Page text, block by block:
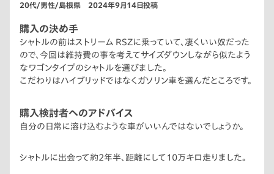
20代/男性/島根県 2024年9月14日投稿
購入の決め手
シャトルの前はストリーム RSZに乗っていて、凄くいい奴だった
ので、今回は維持費の事を考えてサイズダウンしながら似たよう
なワゴンタイプのシャトルを選びました。
こだわりはハイブリッドではなくガソリン車を選んだところです。
購入検討者へのアドバイス
自分の日常に溶け込むような車がいいんではないでしょうか。
シャトルに出会って約2年半、距離にして10万キロ走りました。